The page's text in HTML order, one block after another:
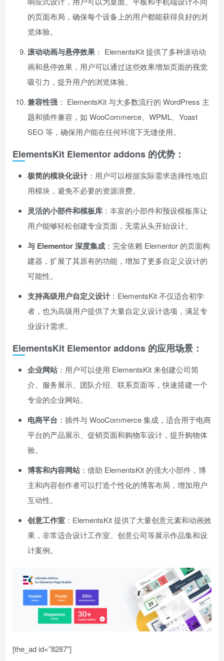
的页面布局，确保每个设备上的用户都能获得良好的浏
览体验。
滚动动画与悬停效果 ： ElementsKit 提供了多种滚动动
画和悬停效果，用户可以通过这些效果增加页面的视觉
吸引力，提升用户的浏览体验。
兼容性强 ： ElementsKit 与大多数流行的 WordPress 主
题和插件兼容，如 WooCommerce、WPML、Yoast
SEO 等，确保用户能在任何环境下无缝使用。
ElementsKit Elementor addons 的优势：
极简的模块化设计：用户可以根据实际需求选择性地启
用模块，避免不必要的资源浪费。
灵活的小部件和模板库 ：丰富的小部件和预设模板库让
用户能够轻松创建专业页面，无需从头开始设计。
与 Elementor 深度集成 ：完全依赖 Elementor 的页面构
建器，扩展了其原有的功能，增加了更多自定义设计的
可能性。
支持高级用户自定义设计：ElementsKit 不仅适合初学
者，也为高级用户提供了大量自定义设计选项，满足专
业设计需求。
ElementsKit Elementor addons 的应用场景：
企业网站：用户可以使用 ElementsKit 来创建公司简
介、服务展示、团队介绍、联系页面等，快速搭建一个
专业的企业网站。
电商平台 ：插件与 WooCommerce 集成，适合用于电商
平台的产品展示、促销页面和购物车设计，提升购物体
验。
博客和内容网站：借助 ElementsKit 的强大小部件，博
主和内容创作者可以打造个性化的博客布局，增加用户
互动性。
创意工作室 ：ElementsKit 提供了大量创意元素和动画效
果，非常适合设计工作室、创意公司等展示作品集和设
计案例。
[the_ad id=”8287″]